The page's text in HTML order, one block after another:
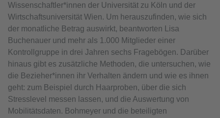
Wissenschaftler*innen der Universität zu Köln und der
Wirtschaftsuniversität Wien. Um herauszufinden, wie sich
der monatliche Betrag auswirkt, beantworten Lisa
Buchenauer und mehr als 1.000 Mitglieder einer
Kontrollgruppe in drei Jahren sechs Fragebögen. Darüber
hinaus gibt es zusätzliche Methoden, die untersuchen, wie
die Bezieher*innen ihr Verhalten ändern und wie es ihnen
geht: zum Beispiel durch Haarproben, über die sich
Stresslevel messen lassen, und die Auswertung von
Mobilitätsdaten. Bohmeyer und die beteiligten